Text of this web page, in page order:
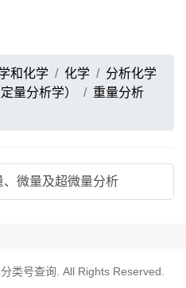
和化学 化学
分析化学
量分析学）
重量分析
、微量及超微量分析
类号查询 . All Rights Reserved.